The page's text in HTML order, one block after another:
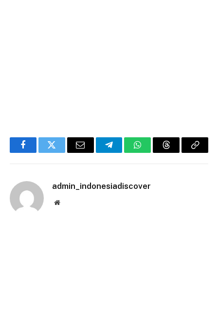
FacebookTwitter Email TelegramWhatsAppThreadsCopy
admin_indonesiadiscover
Website